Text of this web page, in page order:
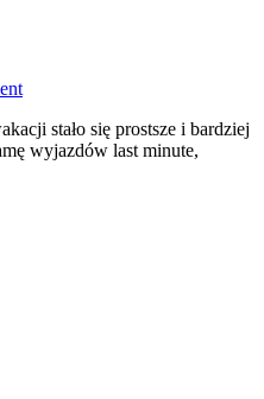
stało się prostsze i bardziej
wyjazdów last minute,